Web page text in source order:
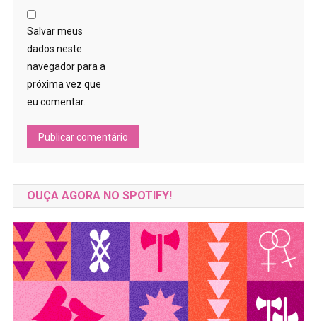
Salvar meus
dados neste
navegador para a
próxima vez que
eu comentar.
OUÇA AGORA NO SPOTIFY!